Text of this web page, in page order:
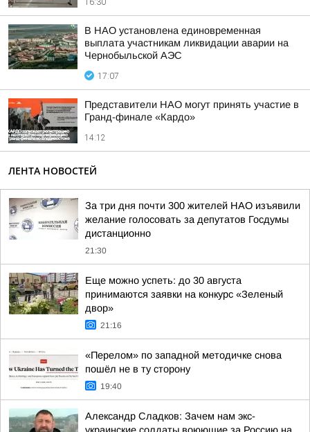
16:30
В НАО установлена единовременная
выплата участникам ликвидации аварии на
Чернобыльской АЭС
17:07
Представители НАО могут принять участие в
Гранд-финале «Кардо»
14:12
ЛЕНТА НОВОСТЕЙ
За три дня почти 300 жителей НАО изъявили
желание голосовать за депутатов Госдумы
дистанционно
21:30
Еще можно успеть: до 30 августа
принимаются заявки на конкурс «Зеленый
двор»
21:16
«Перелом» по западной методичке снова
пошёл не в ту сторону
19:40
Александр Сладков: Зачем нам экс-